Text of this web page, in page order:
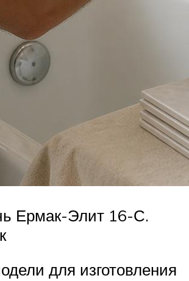
Ермак-Элит 16-С.
для изготовления